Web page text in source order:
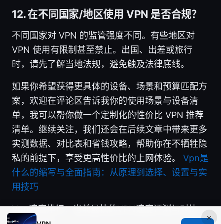
12. 在不同国家/地区使用 VPN 是否合规？
不同国家对 VPN 的监管强度不同。有些地区对
VPN 使用有限制甚至禁止。出国、出差或旅行
时，请先了解当地法规，避免触及法律底线。
如果你希望获得更具体的设备、场景和预算匹配方
案，欢迎在评论区告诉我你的使用场景与设备清
单，我可以帮你做一个定制化的性价比 VPN 推荐
清单。继续关注，我们还会在后续文章中带来更多
实测数据、对比表和省钱攻略，帮助你在不牺牲隐
私的前提下，享受更高性价比的上网体验。 Vpn是
什么的缩写与全面指南：从原理到选择、设置与实
用技巧
Vpn速度排行：当前最快的VPN速度评测与对比
×